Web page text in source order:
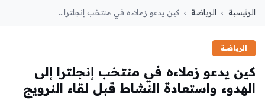
التجاوز
الرئيسية › الرياضة › كين يدعو زملاءه في منتخب إنجلترا...
الرياضة
كين يدعو زملاءه في منتخب إنجلترا إلى
الهدوء واستعادة النشاط قبل لقاء النرويج